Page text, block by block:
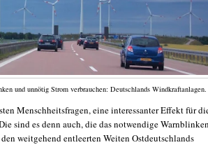
und unnötig Strom verbrauchen: Deutschlands Windkraftanlagen.
Menschheitsfragen, eine interessanter Effekt für
sind es denn auch, die das notwendige
weitgehend entleerten Weiten Ostdeutschlands